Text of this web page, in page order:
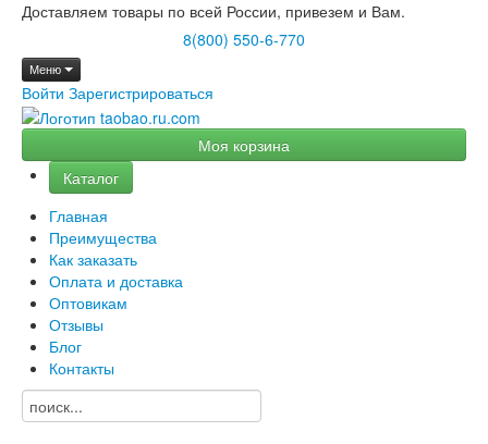
Доставляем товары по всей России, привезем и Вам.
8(800) 550-6-770
Меню
Войти Зарегистрироваться
Моя корзина
Каталог
Главная
Преимущества
Как заказать
Оплата и доставка
Оптовикам
Отзывы
Блог
Контакты